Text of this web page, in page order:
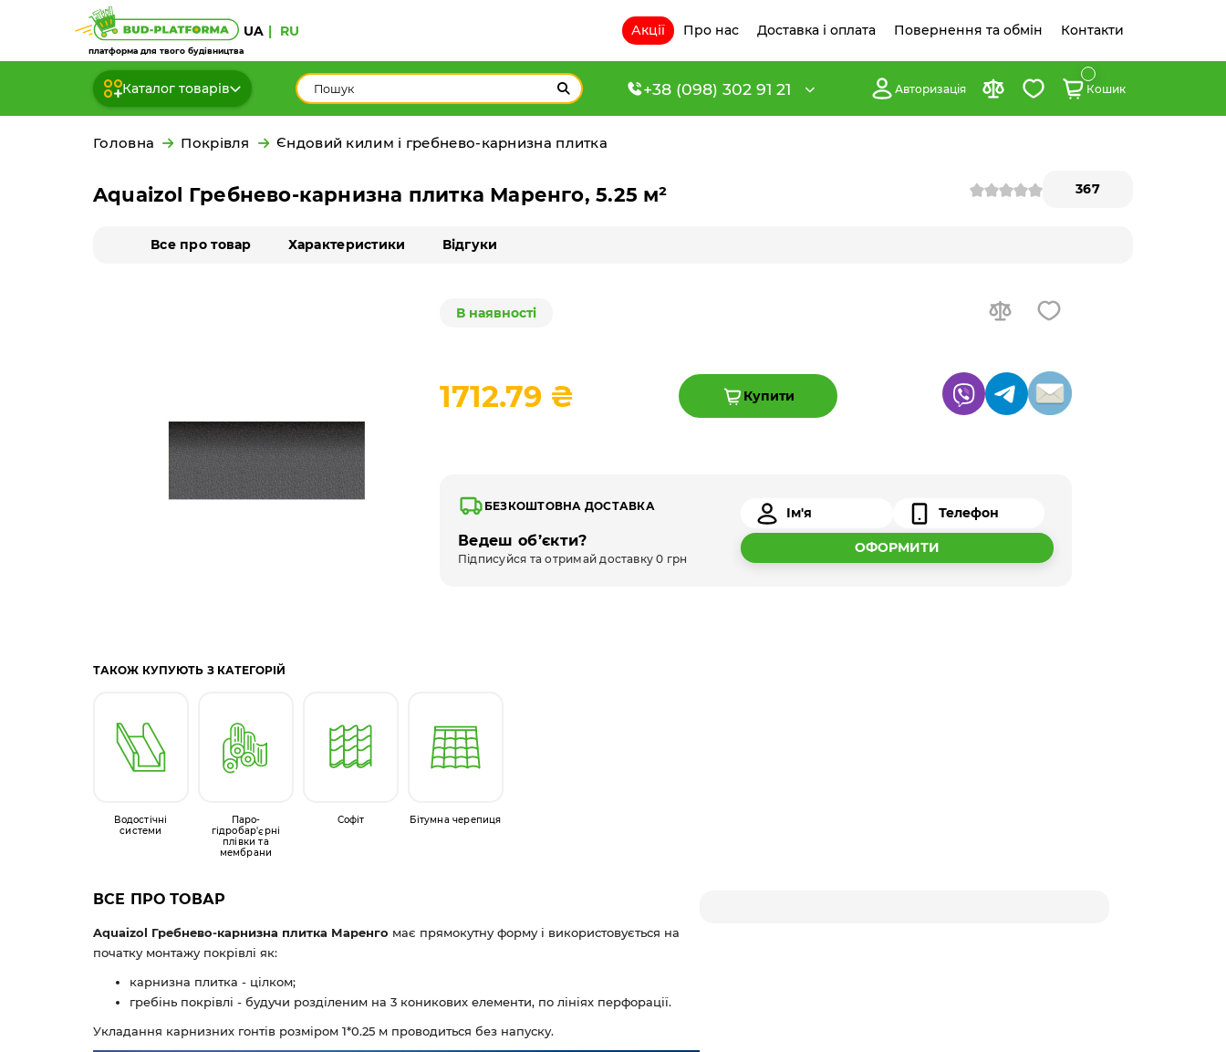
платформа для твого будівництва
UA RU Акції Про нас Доставка і оплата Повернення та обмін Контакти
Каталог товарів +38 (098) 302 91 21 Авторизація Кошик
Головна Покрівля Єндовий килим і гребнево-карнизна плитка
Aquaizol Гребнево-карнизна плитка Маренго, 5.25 м² 367
Все про товар Характеристики Відгуки
В наявності
1712.79 ₴ Купити
БЕЗКОШТОВНА ДОСТАВКА
Ведеш об’єкти?
Підписуйся та отримай доставку 0 грн
ОФОРМИТИ
ТАКОЖ КУПУЮТЬ З КАТЕГОРІЙ
Водостічні
системи
Паро-
гідробар'єрні
плівки та
мембрани
Софіт Бітумна черепиця
ВСЕ ПРО ТОВАР
Aquaizol Гребнево-карнизна плитка Маренго має прямокутну форму і використовується на
початку монтажу покрівлі як:
карнизна плитка - цілком;
гребінь покрівлі - будучи розділеним на 3 коникових елементи, по лініях перфорації.
Укладання карнизних гонтів розміром 1*0.25 м проводиться без напуску.